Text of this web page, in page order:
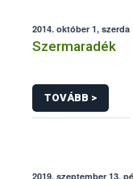
2014. október 1, szerda
Szermaradék
TOVÁBB >
2019. szeptember 13,